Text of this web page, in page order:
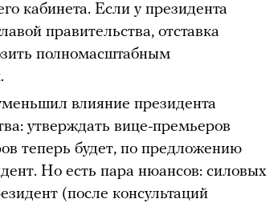
кабинета. Если у президента
правительства, отставка
полномасштабным
влияние президента
утверждать вице-премьеров
теперь будет, по предложению
Но есть пара нюансов: силовых
(после консультаций